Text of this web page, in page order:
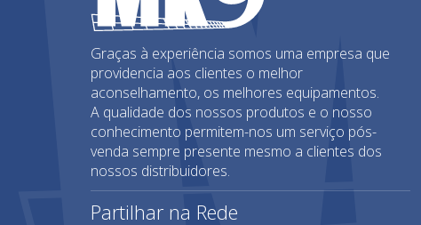
Graças à experiência somos uma empresa que
providencia aos clientes o melhor
aconselhamento, os melhores equipamentos.
A qualidade dos nossos produtos e o nosso
conhecimento permitem-nos um serviço pós-
venda sempre presente mesmo a clientes dos
nossos distribuidores.
Partilhar na Rede